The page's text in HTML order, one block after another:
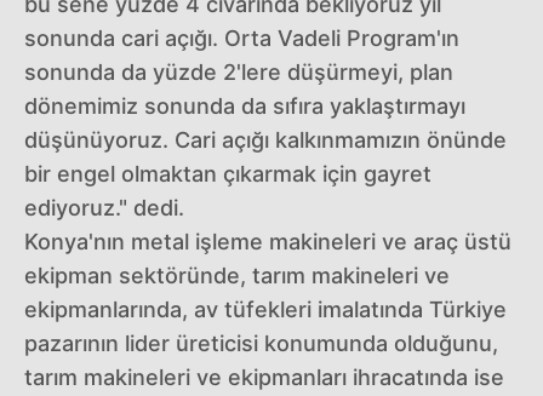
sonunda cari açığı. Orta Vadeli Program'ın
sonunda da yüzde 2'lere düşürmeyi, plan
dönemimiz sonunda da sıfıra yaklaştırmayı
düşünüyoruz. Cari açığı kalkınmamızın önünde
bir engel olmaktan çıkarmak için gayret
ediyoruz." dedi.
Konya'nın metal işleme makineleri ve araç üstü
ekipman sektöründe, tarım makineleri ve
ekipmanlarında, av tüfekleri imalatında Türkiye
pazarının lider üreticisi konumunda olduğunu,
tarım makineleri ve ekipmanları ihracatında ise